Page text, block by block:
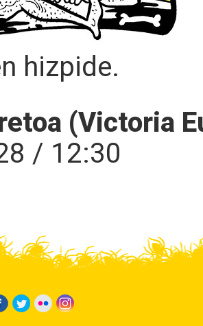
hizpide.
(Victoria
/ 12:30